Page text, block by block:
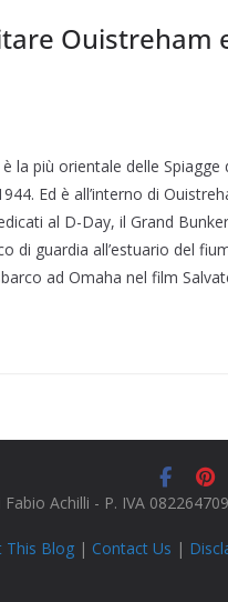
Ouistreham
la più orientale delle
Ed è all’interno di
al D-Day, il Grand
di guardia all’estuario del
ad Omaha nel film
Fabio Achilli - P. IVA
This Blog | Contact Us |